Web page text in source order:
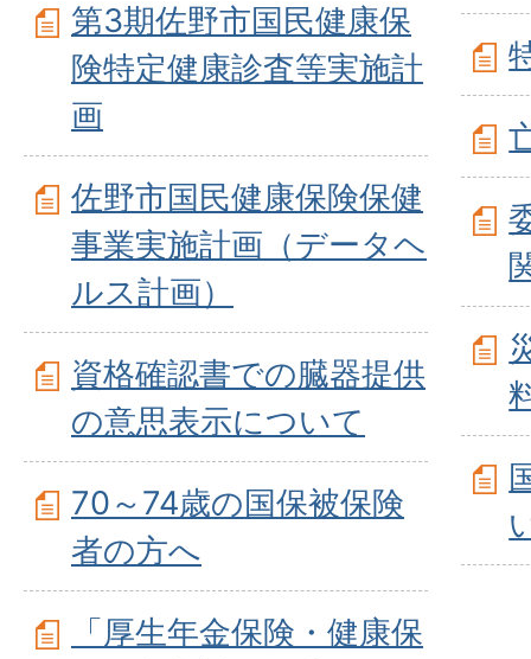
第3期佐野市国民健康保
険特定健康診査等実施計
画
佐野市国民健康保険保健
事業実施計画（データヘ
ルス計画）
資格確認書での臓器提供
の意思表示について
70～74歳の国保被保険
者の方へ
「厚生年金保険・健康保